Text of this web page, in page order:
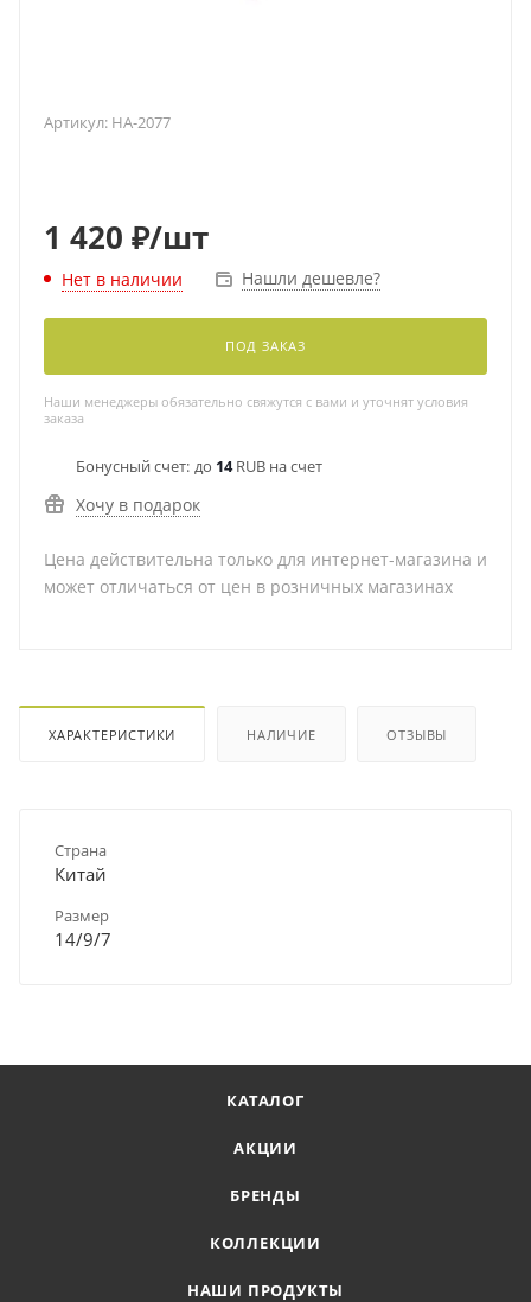
Артикул: HA-2077
1 420 ₽/шт
Нет в наличии Нашли дешевле?
ПОД ЗАКАЗ
Наши менеджеры обязательно свяжутся с вами и уточнят условия
заказа
Бонусный счет: до 14RUB на счет
Хочу в подарок
Цена действительна только для интернет-магазина и
может отличаться от цен в розничных магазинах
ХАРАКТЕРИСТИКИ НАЛИЧИЕ ОТЗЫВЫ
Страна
Китай
Размер
14/9/7
КАТАЛОГ
АКЦИИ
БРЕНДЫ
КОЛЛЕКЦИИ
НАШИ ПРОДУКТЫ